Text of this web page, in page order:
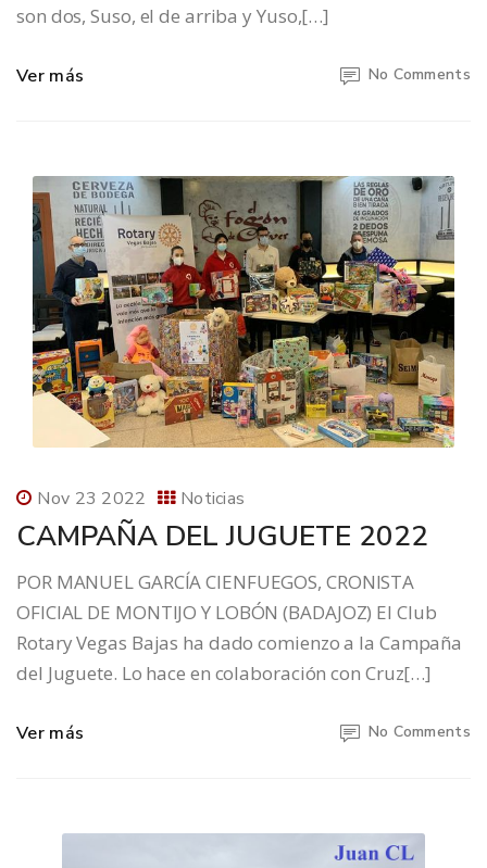
son dos, Suso, el de arriba y Yuso,[…]
Ver más No Comments
Nov 23 2022 Noticias
CAMPAÑA DEL JUGUETE 2022
POR MANUEL GARCÍA CIENFUEGOS, CRONISTA
OFICIAL DE MONTIJO Y LOBÓN (BADAJOZ) El Club
Rotary Vegas Bajas ha dado comienzo a la Campaña
del Juguete. Lo hace en colaboración con Cruz[…]
Ver más No Comments